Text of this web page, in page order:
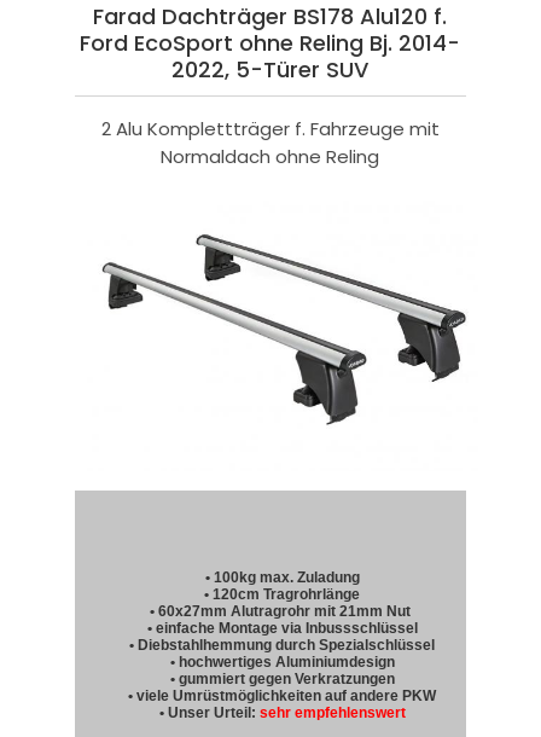
Farad Dachträger BS178 Alu120 f.
Ford EcoSport ohne Reling Bj. 2014-
2022, 5-Türer SUV
2 Alu Komplettträger f. Fahrzeuge mit
Normaldach ohne Reling
• 100kg max. Zuladung
• 120cm Tragrohrlänge
• 60x27mm Alutragrohr mit 21mm Nut
• einfache Montage via Inbussschlüssel
• Diebstahlhemmung durch Spezialschlüssel
• hochwertiges Aluminiumdesign
• gummiert gegen Verkratzungen
• viele Umrüstmöglichkeiten auf andere PKW
• Unser Urteil: sehr empfehlenswert